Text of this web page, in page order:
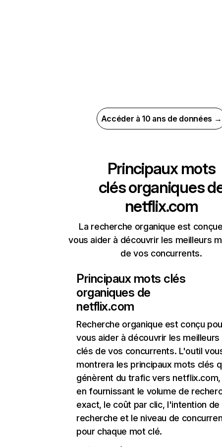
Accéder à 10 ans de données →
Principaux mots
clés organiques
netflix.com
La recherche organique est
vous aider à découvrir les meilleurs
de vos concurrents.
Principaux mots clés
organiques de
netflix.com
Recherche organique est conçu
vous aider à découvrir les
clés de vos concurrents. L'outil
montrera les principaux mots clés
génèrent du trafic vers
en fournissant le volume de
exact, le coût par clic, l'intention de
recherche et le niveau de
pour chaque mot clé.